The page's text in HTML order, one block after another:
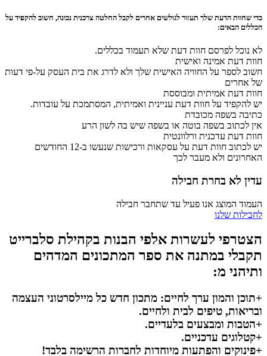
כדי שחוות הדעת שלך תעזור לגולשים אחרים לקבל החלטה צרכנית נכונה, חשוב להקפיד על
הכללים הבאים:
לא נוכל לפרסם חוות דעת שלא תעמוד בכללים.
חוות דעת אמינה ואישית
חשוב לספר על החוויה האישית שלך ולא לדרג את בית העסק על-פי דעות
של אחרים
חוות דעת אמיתית ומבוססת
יש להקפיד על חוות דעת עניינית ואמיתית, המסתמכת על עובדות.
כתיבה בשפה מכובדת
אין לכתוב בשפה בוטה או בשפה שיש בה לשון הרע
חוות דעת עדכנית ורלוונטית
יש לכתוב חוות דעת על עסקאות ורכישות שנעשו ב-12 החודשים
האחרונים ולא מעבר לכך
עדין לא בחרת חבילה
העמוד המוצג אנו פעיל עד שתחבר חבילה
לחבילות שלנו
הצטרפי לעשרות אלפי הבנות בקהילת סלברייט
תקבלי במתנה את ספר המתכונים המדהים
ותיהני מ:
+תוכן והמון ערך לחיים: מתכון חדש כל מיילסרטוני העצמה
ובריאות, טיפים לבית ולחיים.
+הטבות ומבצעים בלעדיים.
+קטלוגים עדכניים.
+פינוקים והפתעות מיוחדות לחברות הרשימה בלבד!